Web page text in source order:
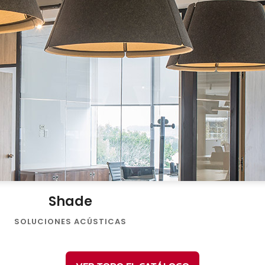
Shade
SOLUCIONES ACÚSTICAS